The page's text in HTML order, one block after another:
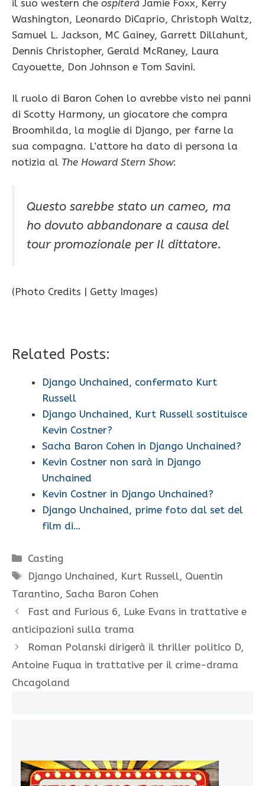
il suo western che ospiterà Jamie Foxx, Kerry
Washington, Leonardo DiCaprio, Christoph Waltz,
Samuel L. Jackson, MC Gainey, Garrett Dillahunt,
Dennis Christopher, Gerald McRaney, Laura
Cayouette, Don Johnson e Tom Savini.
Il ruolo di Baron Cohen lo avrebbe visto nei panni
di Scotty Harmony, un giocatore che compra
Broomhilda, la moglie di Django, per farne la
sua compagna. L’attore ha dato di persona la
notizia al The Howard Stern Show:
Questo sarebbe stato un cameo, ma
ho dovuto abbandonare a causa del
tour promozionale per Il dittatore.
(Photo Credits | Getty Images)
Related Posts:
Django Unchained, confermato Kurt
Russell
Django Unchained, Kurt Russell sostituisce
Kevin Costner?
Sacha Baron Cohen in Django Unchained?
Kevin Costner non sarà in Django
Unchained
Kevin Costner in Django Unchained?
Django Unchained, prime foto dal set del
film di…
Categorie
Casting
Tag
Django Unchained, Kurt Russell, Quentin
Tarantino, Sacha Baron Cohen
Fast and Furious 6, Luke Evans in trattative e
anticipazioni sulla trama
Roman Polanski dirigerà il thriller politico D,
Antoine Fuqua in trattative per il crime-drama
Chcagoland